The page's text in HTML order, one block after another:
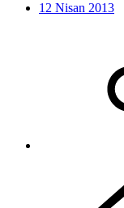
12 Nisan 2013